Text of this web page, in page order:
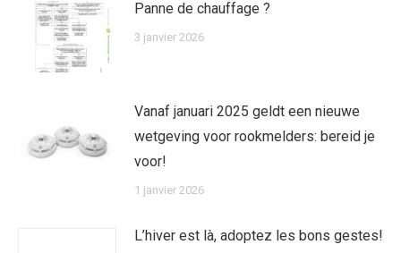
Panne de chauffage ?
3 janvier 2026
Vanaf januari 2025 geldt een nieuwe
wetgeving voor rookmelders: bereid je
voor!
1 janvier 2026
L’hiver est là, adoptez les bons gestes!